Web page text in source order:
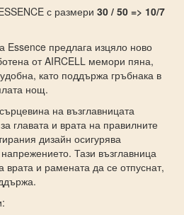
с размери 30 / 50 => 10/7
Essence предлага изцяло ново
от AIRCELL мемори пяна,
като поддържа гръбнака в
нощ.
на възглавницата
главата и врата на правилните
дизайн осигурява
Тази възглавница
врата и рамената да се отпуснат,